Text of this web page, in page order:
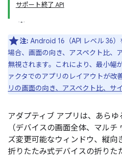
サポート終了 API
注: Android 16（API レベル 36
場合、画面の向き、アスペクト比、
無視されます。これにより、最小
ァクタでのアプリのレイアウトが改
リの画面の向き、アスペクト比、サ
アダプティブ アプリは、あら
（デバイスの画面全体、マル
ズ変更可能なウィンドウ、縦向
折りたたみ式デバイスの折りた